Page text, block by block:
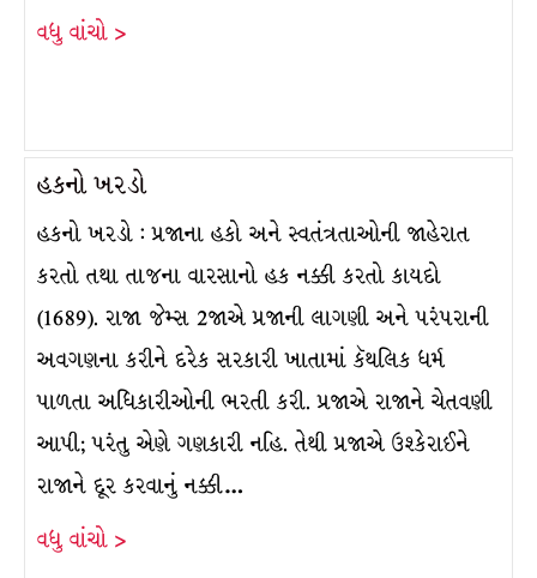
વધુ વાંચો >
હકનો ખરડો
હકનો ખરડો : પ્રજાના હકો અને સ્વતંત્રતાઓની જાહેરાત
કરતો તથા તાજના વારસાનો હક નક્કી કરતો કાયદો
(1689). રાજા જેમ્સ 2જાએ પ્રજાની લાગણી અને પરંપરાની
અવગણના કરીને દરેક સરકારી ખાતામાં કૅથલિક ધર્મ
પાળતા અધિકારીઓની ભરતી કરી. પ્રજાએ રાજાને ચેતવણી
આપી; પરંતુ એણે ગણકારી નહિ. તેથી પ્રજાએ ઉશ્કેરાઈને
રાજાને દૂર કરવાનું નક્કી…
વધુ વાંચો >